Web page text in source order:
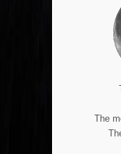
The